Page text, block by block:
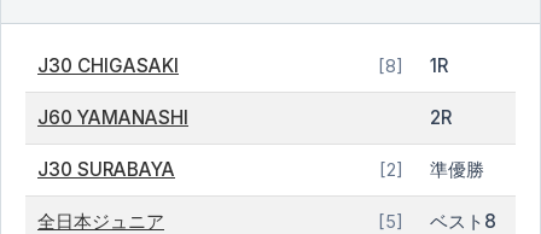
J30 CHIGASAKI [8] 1R
J60 YAMANASHI 2R
J30 SURABAYA [2] 準優勝
全日本ジュニア [5] ベスト8